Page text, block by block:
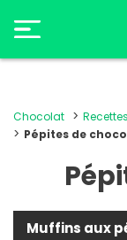
Chocolat
Pépites de
Muffins aux